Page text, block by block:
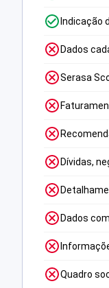
Indicação
Dados
Serasa
Dívidas,
Dados
Quadro